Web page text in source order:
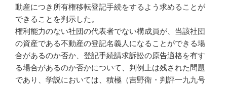
動産につき所有権移転登記手続をするよう求めることが
できることを判示した。
権利能力のない社団の代表者でない構成員が、当該社団
の資産である不動産の登記名義人になることができる場
合があるのか否か、登記手続請求訴訟の原告適格を有す
る場合があるのか否かについて、判例上は残された問題
であり、学説においては、積極（吉野衛・判評一九九号